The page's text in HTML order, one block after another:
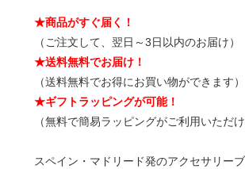
★商品がすぐ届く！
（ご注文して、翌日～3日以内のお届け）
★送料無料でお届け！
（送料無料でお得にお買い物ができます）
★ギフトラッピングが可能！
（無料で簡易ラッピングがご利用いただけ
スペイン・マドリード発のアクセサリー